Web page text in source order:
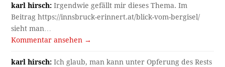
karl hirsch: Irgendwie gefällt mir dieses Thema. Im
Beitrag https://innsbruck-erinnert.at/blick-vom-bergisel/
sieht man…
Kommentar ansehen →
karl hirsch: Ich glaub, man kann unter Opferung des Rests